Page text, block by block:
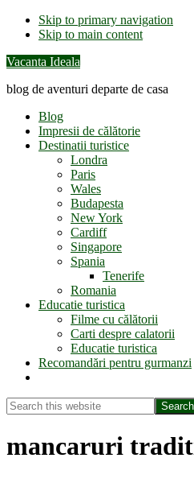
Skip to primary navigation
Skip to main content
Vacanta Ideala
blog de aventuri departe de casa
Blog
Impresii de călătorie
Destinatii turistice
Londra
Paris
Wales
Budapesta
New York
Cardiff
Singapore
Spania
Tenerife
Romania
Educatie turistica
Filme cu călătorii
Carti despre calatorii
Educatie turistica
Recomandări pentru gurmanzi
Search
this
mancaruri